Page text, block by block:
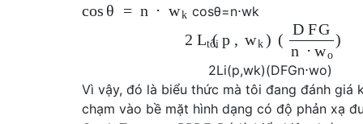
cos θ = n ⋅ wk cosθ=n⋅wk
2 Ltôi
( p, wk ) (
D FG
n ⋅ wo
)
2Li(p,wk)(DFGn⋅wo)
Vì vậy, đó là biểu thức mà tôi đang đánh giá
chạm vào bề mặt hình dạng có độ phản xạ